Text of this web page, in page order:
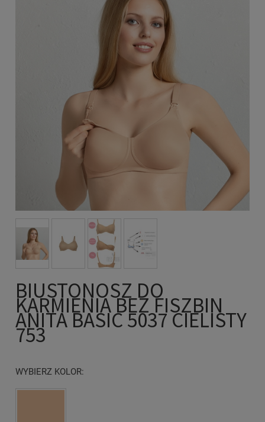
BIUSTONOSZ DO
KARMIENIA BEZ FISZBIN
ANITA BASIC 5037 CIELISTY
753
WYBIERZ KOLOR: